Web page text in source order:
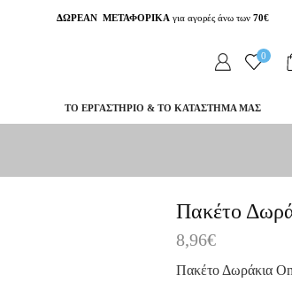
ΔΩΡΕΑΝ ΜΕΤΑΦΟΡΙΚΑ για αγορές άνω των 70€
0
ΤΟ ΕΡΓΑΣΤΗΡΙΟ & ΤΟ ΚΑΤΑΣΤΗΜΑ ΜΑΣ
Πακέτο
8,96€
Πακέτο Δωράκια